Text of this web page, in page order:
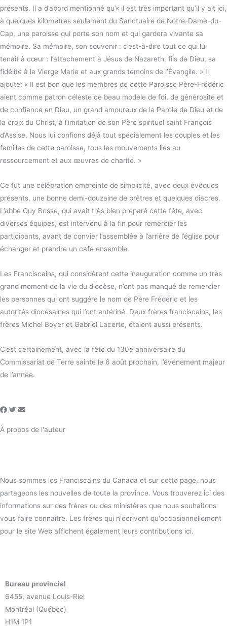
présents. Il a d’abord mentionné qu’« il est très important qu’il y ait ici,
à quelques kilomètres seulement du Sanctuaire de Notre-Dame-du-
Cap, une paroisse qui porte son nom et qui gardera vivante sa
mémoire. Sa mémoire, son souvenir : c’est-à-dire tout ce qui lui
tenait à cœur : l’attachement à Jésus de Nazareth, fils de Dieu, sa
fidélité à la Vierge Marie et aux grands témoins de l’Évangile. » Il
ajoute: « Il est bon que les membres de cette Paroisse Père-Frédéric
aient comme patron céleste ce beau modèle de foi, de générosité et
de confiance en Dieu, un grand amoureux de la Parole de Dieu et de
la croix du Christ, à l’imitation de son Père spirituel saint François
d’Assise. Nous lui confions déjà tout spécialement les couples et les
familles de cette paroisse, tous les mouvements liés au
ressourcement et aux œuvres de charité. »
Ce fut une célébration empreinte de simplicité, avec deux évêques
présents, une bonne demi-douzaine de prêtres et quelques diacres.
L’abbé Guy Bossé, qui avait très bien préparé cette fête, avec
diverses équipes, est intervenu à la fin pour remercier les
participants, avant de convier l’assemblée à l’arrière de l’église pour
échanger et prendre un café ensemble.
Les Franciscains, qui considèrent cette inauguration comme un très
grand moment de la vie du diocèse, n’ont pas manqué de remercier
les personnes qui ont suggéré le nom de Père Frédéric et les
autorités diocésaines qui l’ont entériné. Deux frères franciscains, les
frères Michel Boyer et Gabriel Lacerte, étaient aussi présents.
C’est certainement, avec la fête du 130e anniversaire du
Commissariat de Terre sainte le 6 août prochain, l’événement majeur
de l’année.
À propos de l'auteur
Nous sommes les Franciscains du Canada et sur cette page, nous
partageons les nouvelles de toute la province. Vous trouverez ici des
informations sur des frères ou des ministères que nous souhaitons
vous faire connaître. Les frères qui n'écrivent qu'occasionnellement
pour le site Web affichent également leurs contributions ici.
Bureau provincial
6455, avenue Louis-Riel
Montréal (Québec)
H1M 1P1